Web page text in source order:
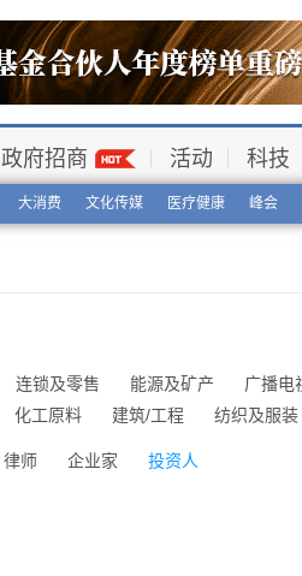
大消费 文化传媒 医疗健康 峰会
政府招商 活动 科技
连锁及零售 能源及矿产 广播电
化工原料 建筑/工程 纺织及服装
律师 企业家 投资人